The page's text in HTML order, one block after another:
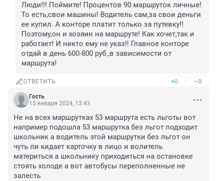
Люди!!! Поймите! Процентов 90 маршруток личные!
То есть,свои машины! Водитель сам,за свои деньги
ее купил. А конторе платит только за путевку!!
Поэтому,он и хозяин на маршруте! Как хочет,так и
работает! И никто ему не указ!! Главное конторе
отдай в день 600-800 руб.,в зависимости от
маршрута!
ОТВЕТИТЬ +0 –0
Гость
15 января 2024, 13:43
Не на всех маршрутках 53 маршрута есть льготы вот
например подошла 53 маршрутка без льгот подходит
школьник а водитель этой маршрутки без льгот он
чуть ли кидает карточку в лицо и волитель
материться а школьнику приходиться на остановке
стоять холоде а вот автобусы переполненные не
залесть